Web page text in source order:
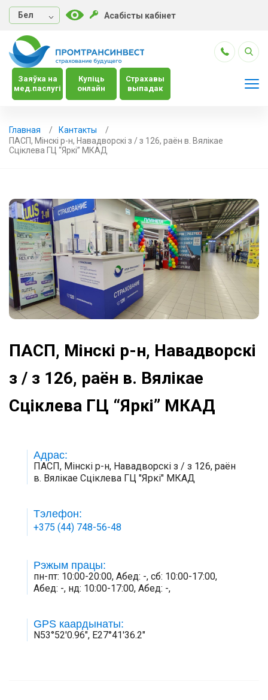
Бел Асабісты кабінет
Заяўка на
мед.паслугі
Купіць
онлайн
Страхавы
выпадак
Главная
Кантакты
ПАСП, Мінскі р-н, Навадворскі з / з 126, раён в. Вялікае
Сціклева ГЦ “Яркі” МКАД
ПАСП, Мінскі р-н, Навадворскі
з / з 126, раён в. Вялікае
Сціклева ГЦ “Яркі” МКАД
Адрас:
ПАСП, Мінскі р-н, Навадворскі з / з 126, раён
в. Вялікае Сціклева ГЦ "Яркі" МКАД
Тэлефон:
+375 (44) 748-56-48
Рэжым працы:
пн-пт: 10:00-20:00, Абед: -, сб: 10:00-17:00,
Абед: -, нд: 10:00-17:00, Абед: -,
GPS каардынаты:
N53°52'0.96", E27°41'36.2"